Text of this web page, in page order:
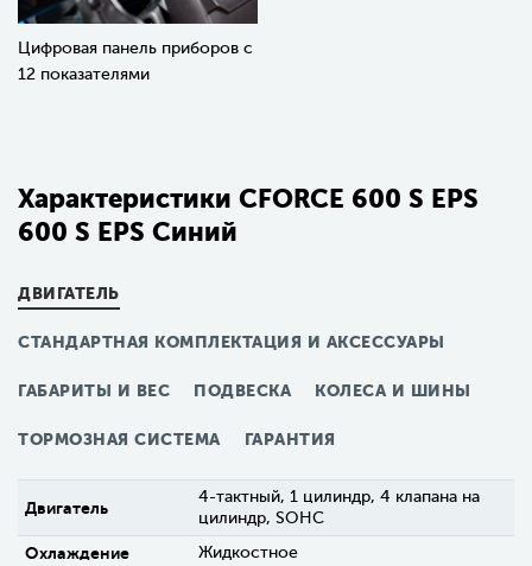
Цифровая панель приборов с
12 показателями
Характеристики СFORCE 600 S EPS
600 S EPS Синий
ДВИГАТЕЛЬ
СТАНДАРТНАЯ КОМПЛЕКТАЦИЯ И АКСЕССУАРЫ
ГАБАРИТЫ И ВЕС ПОДВЕСКА КОЛЕСА И ШИНЫ
ТОРМОЗНАЯ СИСТЕМА ГАРАНТИЯ
Двигатель
4-тактный, 1 цилиндр, 4 клапана на
цилиндр, SOHC
Охлаждение Жидкостное